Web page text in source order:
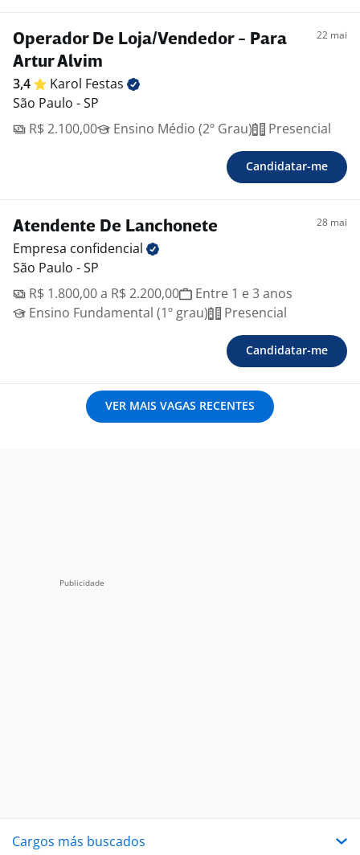
Operador De Loja/Vendedor - Para
Artur Alvim
22 mai
3,4 Karol Festas
São Paulo - SP
R$ 2.100,00
Ensino Médio (2º Grau) Presencial
Candidatar-me
Atendente De Lanchonete 28 mai
Empresa confidencial
São Paulo - SP
R$ 1.800,00 a R$ 2.200,00
Entre 1 e 3 anos
Ensino Fundamental (1º grau)
Presencial
Candidatar-me
VER MAIS VAGAS RECENTES
Cargos más buscados